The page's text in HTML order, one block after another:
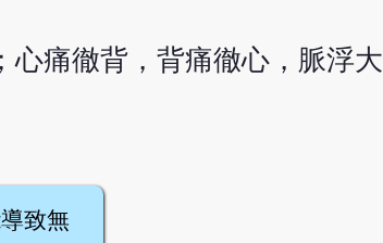
心痛徹背，背痛徹心，脈浮大
致無